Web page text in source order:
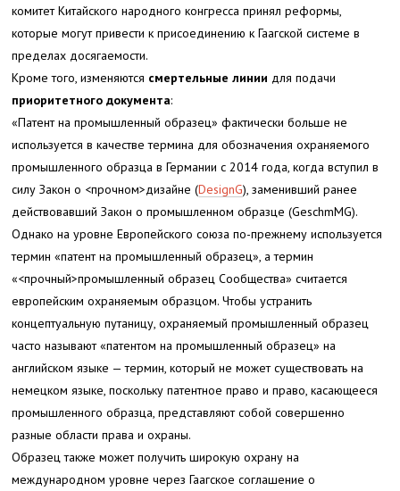
комитет Китайского народного конгресса принял реформы,
которые могут привести к присоединению к Гаагской системе в
пределах досягаемости.
Кроме того, изменяются смертельные линии для подачи
приоритетного документа:
«Патент на промышленный образец» фактически больше не
используется в качестве термина для обозначения охраняемого
промышленного образца в Германии с 2014 года, когда вступил в
силу Закон о <прочном>дизайне (DesignG), заменивший ранее
действовавший Закон о промышленном образце (GeschmMG).
Однако на уровне Европейского союза по-прежнему используется
термин «патент на промышленный образец», а термин
«<прочный>промышленный образец Сообщества» считается
европейским охраняемым образцом. Чтобы устранить
концептуальную путаницу, охраняемый промышленный образец
часто называют «патентом на промышленный образец» на
английском языке — термин, который не может существовать на
немецком языке, поскольку патентное право и право, касающееся
промышленного образца, представляют собой совершенно
разные области права и охраны.
Образец также может получить широкую охрану на
международном уровне через Гаагское соглашение о